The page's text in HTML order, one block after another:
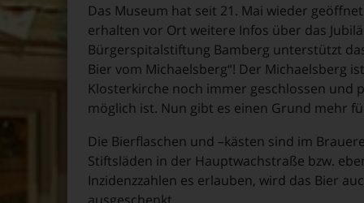
Das Museum hat seit 21. Mai wieder
erhalten vor Ort weitere Infos über das
Bürgerspitalstiftung Bamberg unterstützt
Bier vom Michaelsberg“! Der Michaelsberg
Klosterkirche noch immer geschlossen und
möglich ist. Nun gibt es einen Grund mehr
Die Bierflaschen und –kästen sind im
Stiftsläden in der Hauptwachstraße bzw.
Inzidenzzahlen es erlauben, wird das Bier